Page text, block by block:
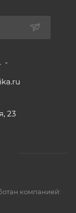
23
компанией: